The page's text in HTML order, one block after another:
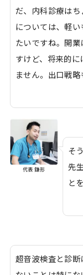
だ、内科診療は
については、軽
たいですね。開
すけど、将来的
ません。出口戦略
代表 鎌形
そ
先
と
超音波検査と診